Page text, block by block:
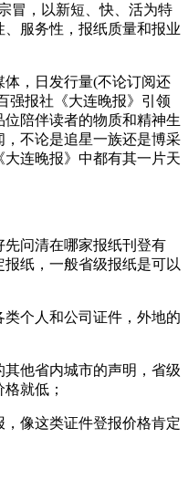
冒，以新短、快、活为特
服务性，报纸质量和报业
体，日发行量(不论订阅还
强报社《大连晚报》引领
陪伴读者的物质和精神生
不论是追星一族还是博采
连晚报》中都有其一片天
问清在哪家报纸刊登有
纸，一般省级报纸是可以
个人和公司证件，外地的
他省内城市的声明，省级
就低；
像这类证件登报价格肯定